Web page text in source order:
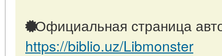
Официальная страница
https://biblio.uz/Libmonster